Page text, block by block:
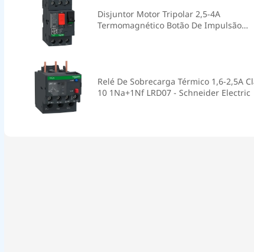
Disjuntor Motor Tripolar 2,5-4A
Termomagnético Botão De Impulsão
Relé De Sobrecarga Térmico 1,6-2,5A
10 1Na+1Nf LRD07 - Schneider Electric